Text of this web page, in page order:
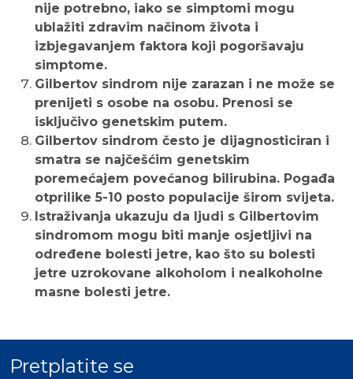
nije potrebno, iako se simptomi mogu
ublažiti zdravim načinom života i
izbjegavanjem faktora koji pogoršavaju
simptome.
Gilbertov sindrom nije zarazan i ne može se
prenijeti s osobe na osobu. Prenosi se
isključivo genetskim putem.
Gilbertov sindrom često je dijagnosticiran i
smatra se najčešćim genetskim
poremećajem povećanog bilirubina. Pogađa
otprilike 5-10 posto populacije širom svijeta.
Istraživanja ukazuju da ljudi s Gilbertovim
sindromom mogu biti manje osjetljivi na
određene bolesti jetre, kao što su bolesti
jetre uzrokovane alkoholom i nealkoholne
masne bolesti jetre.
Pretplatite se